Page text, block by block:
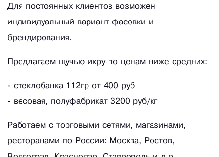
Для постоянных клиентов возможен
индивидуальный вариант фасовки и
брендирования.
Предлагаем щучью икру по ценам ниже средних:
- стеклобанка 112гр от 400 руб
- весовая, полуфабрикат 3200 руб/кг
Работаем с торговыми сетями, магазинами,
ресторанами по России: Москва, Ростов,